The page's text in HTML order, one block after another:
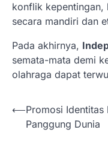
konflik kepentingan,
secara mandiri dan
Pada akhirnya,
semata-mata demi
olahraga dapat
N
⟵Promosi Identitas
Panggung Dunia